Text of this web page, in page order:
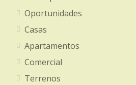
Oportunidades
Casas
Apartamentos
Comercial
Terrenos